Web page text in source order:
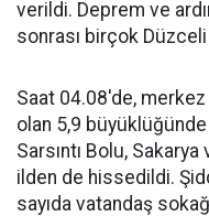
verildi. Deprem ve
sonrası birçok
Saat 04.08'de,
olan 5,9
Sarsıntı Bolu,
ilden de hissedildi.
sayıda vatandaş